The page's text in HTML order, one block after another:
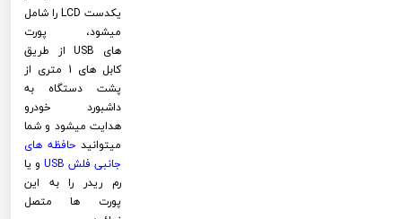
یکدست LCD را شامل
میشود، پورت
های USB از طریق
کابل های 1 متری از
پشت دستگاه به
داشبورد خودرو
هدایت میشود و شما
میتوانید حافظه های
جانبی فلش USB و یا
رم ریدر را به این
پورت ها متصل